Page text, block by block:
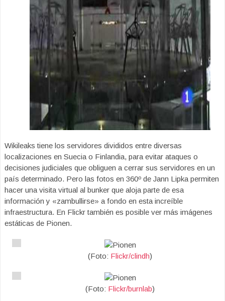
Wikileaks tiene los servidores divididos entre diversas
localizaciones en Suecia o Finlandia, para evitar ataques o
decisiones judiciales que obliguen a cerrar sus servidores en un
país determinado. Pero las fotos en 360º de Jann Lipka permiten
hacer una visita virtual al bunker que aloja parte de esa
información y «zambullirse» a fondo en esta increíble
infraestructura. En Flickr también es posible ver más imágenes
estáticas de Pionen.
(Foto: Flickr/clindh)
(Foto: Flickr/burnlab)